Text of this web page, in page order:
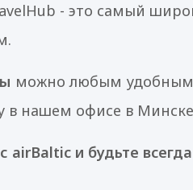
- это самый
можно любым удобным
в нашем офисе в
airBaltic и будьте